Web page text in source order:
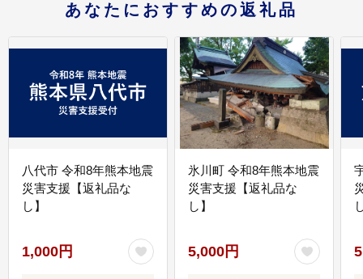
あなたにおすすめの返礼品
八代市 令和8年熊本地震
災害支援【返礼品な
し】
1,000円
氷川町 令和8年熊本地震
災害支援【返礼品な
し】
5,000円